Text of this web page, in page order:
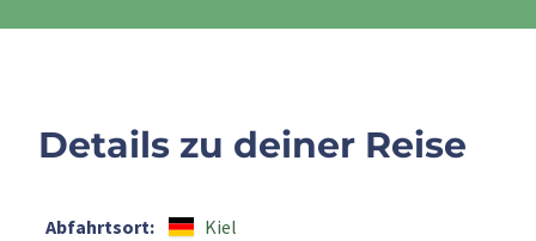
Details zu deiner Reise
Abfahrtsort:
Kiel